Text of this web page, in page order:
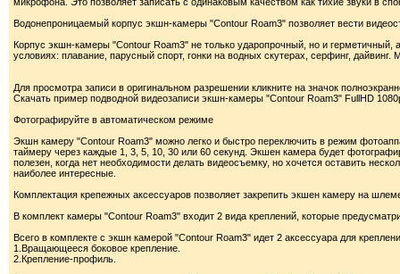
Водонепроницаемый корпус экшн-камеры "Contour Roam3" позволяет вести
Корпус экшн-камеры "Contour Roam3" не только ударопрочный, но и
условиях: плавание, парусный спорт, гонки на водных скутерах, серфинг,
Для просмотра записи в оригинальном разрешении кликните на значок
Скачать пример подводной видеозаписи экшн-камеры "Contour Roam3" FullHD
Фотографируйте в автоматическом режиме
Экшн камеру "Contour Roam3" можно легко и быстро переключить в режим
таймеру через каждые 1, 3, 5, 10, 30 или 60 секунд. Экшен камера будет
полезен, когда нет необходимости делать видеосъемку, но хочется оставить
наиболее интересные.
Комплектация крепежных аксессуаров позволяет закрепить экшен камеру на
В комплект камеры "Contour Roam3" входит 2 вида креплений, которые
Всего в комплекте с экшн камерой "Contour Roam3" идет 2 аксессуара для
1.Вращающееся боковое крепление.
2.Крепление-профиль.